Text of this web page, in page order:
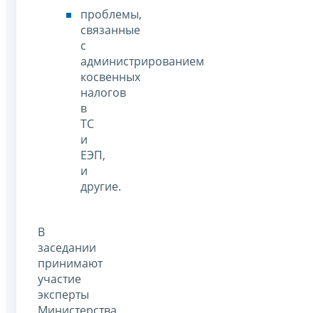
проблемы,
связанные
с
администрированием
косвенных
налогов
в
ТС
и
ЕЭП,
и
другие.
В
заседании
принимают
участие
эксперты
Министерства